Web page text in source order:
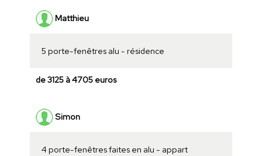
Matthieu
5 porte-fenêtres alu - résidence
de 3125 à 4705 euros
Simon
4 porte-fenêtres faites en alu - appart